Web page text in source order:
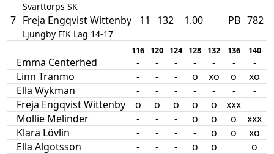
Svarttorps SK
7 Freja Engqvist Wittenby
Ljungby FIK Lag 14-17
11 132 1.00 PB 782
116 120 124 128 132 136 140
Emma Centerhed - - - - - - -
Linn Tranmo
- - - o xo o xo
Ella Wykman
- - - - - - -
Freja Engqvist Wittenby
o o o o o
xxx
Mollie Melinder
- - - o o o
xxx
Klara Lövlin
- - - - o o xo
Ella Algotsson
- - - o o o